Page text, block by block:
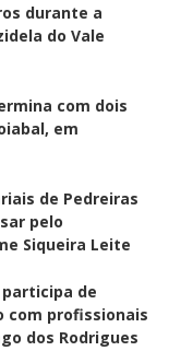
durante a
do Vale
com dois
em
de Pedreiras
pelo
Siqueira Leite
de
profissionais
dos Rodrigues